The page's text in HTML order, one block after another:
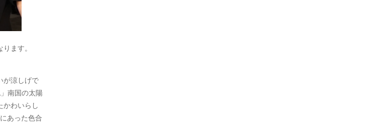
ます。
が涼しげで
南国の太陽
かわいらし
あった色合